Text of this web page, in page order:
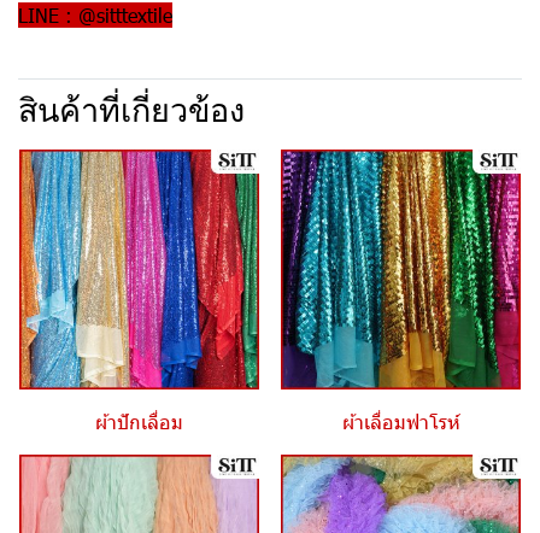
LINE : @sitttextile
สินค้าที่เกี่ยวข้อง
ผ้าปักเลื่อม ผ้าเลื่อมฟาโรห์